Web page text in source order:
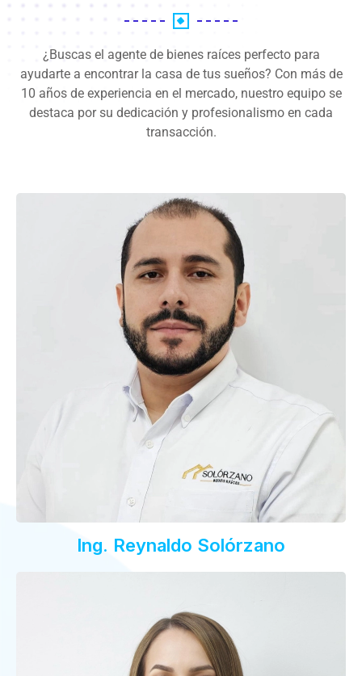
¿Buscas el agente de bienes raíces perfecto para
ayudarte a encontrar la casa de tus sueños? Con más de
10 años de experiencia en el mercado, nuestro equipo se
destaca por su dedicación y profesionalismo en cada
transacción.
Ing. Reynaldo Solórzano